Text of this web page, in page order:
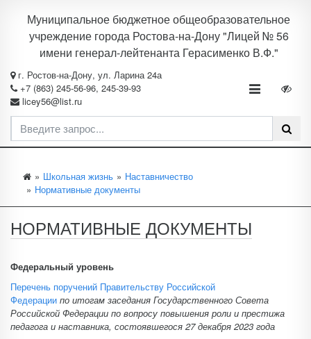
Муниципальное бюджетное общеобразовательное
учреждение города Ростова-на-Дону "Лицей № 56
имени генерал-лейтенанта Герасименко В.Ф."
г. Ростов-на-Дону, ул. Ларина 24а
+7 (863) 245-56-96, 245-39-93
licey56@list.ru
Школьная жизнь
Наставничество
Нормативные документы
НОРМАТИВНЫЕ ДОКУМЕНТЫ
Федеральный уровень
Перечень поручений Правительству Российской
Федерации по итогам заседания Государственного Совета
Российской Федерации по вопросу повышения роли и престижа
педагога и наставника, состоявшегося 27 декабря 2023 года